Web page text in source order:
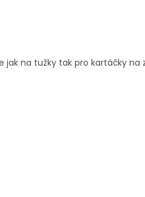
na tužky tak pro kartáčky na